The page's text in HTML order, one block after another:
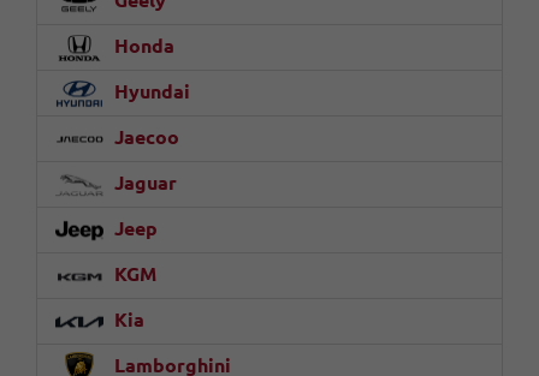
Honda
Hyundai
Jaecoo
Jaguar
Jeep
KGM
Kia
Lamborghini